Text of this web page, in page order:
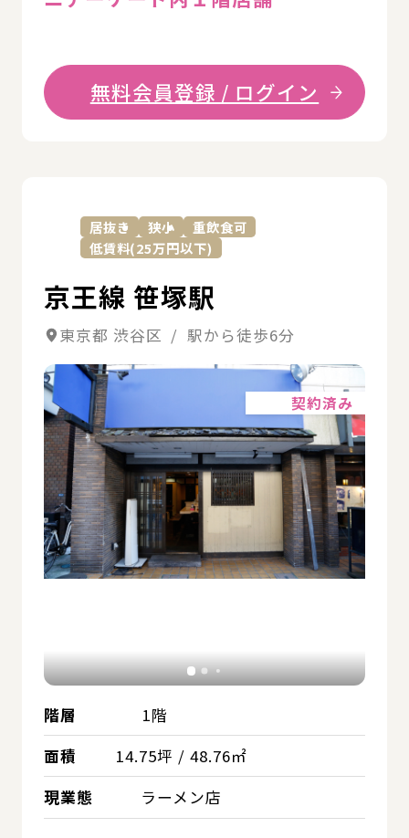
無料会員登録 / ログイン
居抜き 狭小
重飲食可
低賃料(25万円以下)
京王線 笹塚駅
東京都 渋谷区 / 駅から徒歩6分
契約済み
階層
1階
面積
14.75坪 / 48.76㎡
現業態
ラーメン店